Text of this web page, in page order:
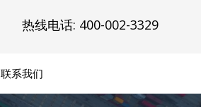
热线电话: 400-002-3329
联系我们